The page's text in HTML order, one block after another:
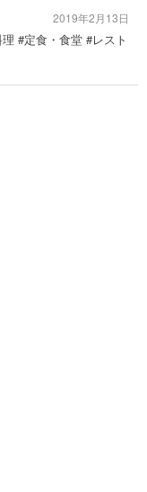
#定食・食堂 #レスト
2019年2月13日